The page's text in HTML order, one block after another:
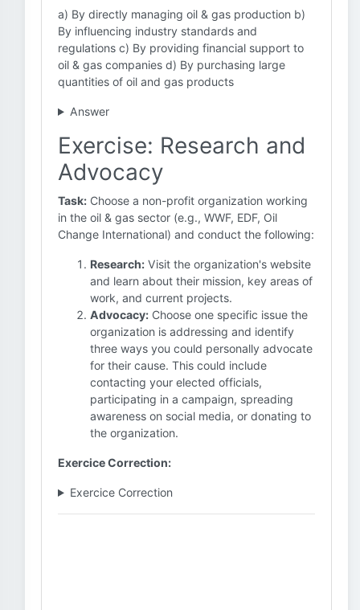
a) By directly managing oil & gas production b)
By influencing industry standards and
regulations c) By providing financial support to
oil & gas companies d) By purchasing large
quantities of oil and gas products
Answer
Exercise: Research and
Advocacy
Task: Choose a non-profit organization working
in the oil & gas sector (e.g., WWF, EDF, Oil
Change International) and conduct the following:
Research: Visit the organization's website
and learn about their mission, key areas of
work, and current projects.
Advocacy: Choose one specific issue the
organization is addressing and identify
three ways you could personally advocate
for their cause. This could include
contacting your elected officials,
participating in a campaign, spreading
awareness on social media, or donating to
the organization.
Exercice Correction:
Exercice Correction